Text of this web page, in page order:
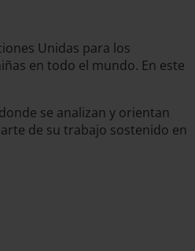
Unidas para los
en todo el mundo. En este
se analizan y orientan
de su trabajo sostenido en